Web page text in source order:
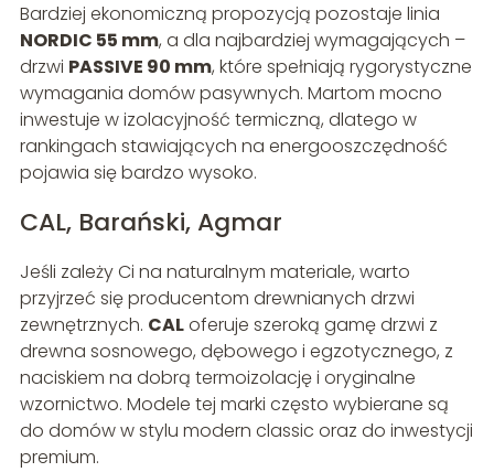
Bardziej ekonomiczną propozycją pozostaje linia
NORDIC 55 mm, a dla najbardziej wymagających –
drzwi PASSIVE 90 mm, które spełniają rygorystyczne
wymagania domów pasywnych. Martom mocno
inwestuje w izolacyjność termiczną, dlatego w
rankingach stawiających na energooszczędność
pojawia się bardzo wysoko.
CAL, Barański, Agmar
Jeśli zależy Ci na naturalnym materiale, warto
przyjrzeć się producentom drewnianych drzwi
zewnętrznych. CALoferuje szeroką gamę drzwi z
drewna sosnowego, dębowego i egzotycznego, z
naciskiem na dobrą termoizolację i oryginalne
wzornictwo. Modele tej marki często wybierane są
do domów w stylu modern classic oraz do inwestycji
premium.